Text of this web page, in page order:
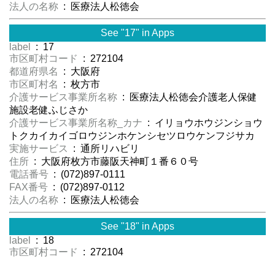
法人の名称 : 医療法人松徳会
See "17" in Apps
label
: 17
市区町村コード
: 272104
都道府県名
: 大阪府
市区町村名
: 枚方市
介護サービス事業所名称 : 医療法人松徳会介護老人保健
施設老健ふじさか
介護サービス事業所名称_カナ : イリョウホウジンショウ
トクカイカイゴロウジンホケンシセツロウケンフジサカ
実施サービス
: 通所リハビリ
住所 : 大阪府枚方市藤阪天神町１番６０号
電話番号 : (072)897-0111
FAX番号 : (072)897-0112
法人の名称 : 医療法人松徳会
See "18" in Apps
label
: 18
市区町村コード
: 272104